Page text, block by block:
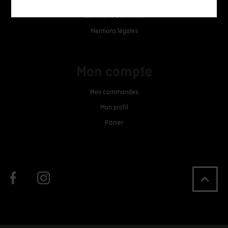
Conditions Générales
Mentions légales
Mes commandes
Mon profil
Panier